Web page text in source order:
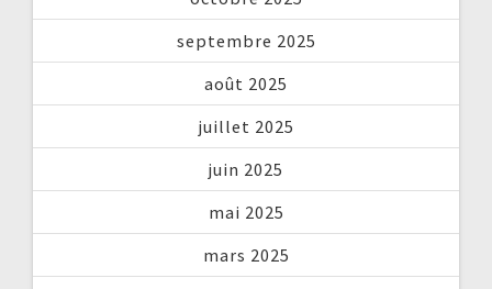
septembre 2025
août 2025
juillet 2025
juin 2025
mai 2025
mars 2025